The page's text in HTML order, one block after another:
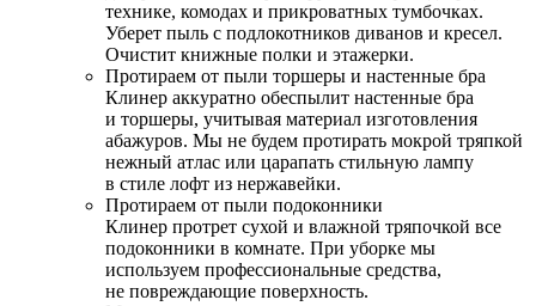
технике, комодах и прикроватных тумбочках.
Уберет пыль с подлокотников диванов и кресел.
Очистит книжные полки и этажерки.
Протираем от пыли торшеры и настенные бра
Клинер аккуратно обеспылит настенные бра
и торшеры, учитывая материал изготовления
абажуров. Мы не будем протирать мокрой тряпкой
нежный атлас или царапать стильную лампу
в стиле лофт из нержавейки.
Протираем от пыли подоконники
Клинер протрет сухой и влажной тряпочкой все
подоконники в комнате. При уборке мы
используем профессиональные средства,
не повреждающие поверхность.